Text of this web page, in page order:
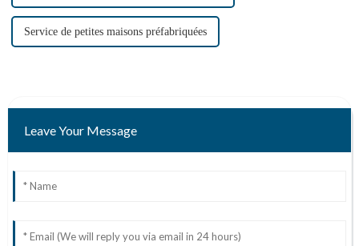
Service de petites maisons préfabriquées
Leave Your Message